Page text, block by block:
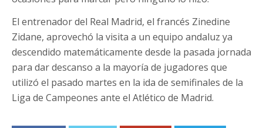
El entrenador del Real Madrid, el francés Zinedine
Zidane, aprovechó la visita a un equipo andaluz ya
descendido matemáticamente desde la pasada jornada
para dar descanso a la mayoría de jugadores que
utilizó el pasado martes en la ida de semifinales de la
Liga de Campeones ante el Atlético de Madrid.